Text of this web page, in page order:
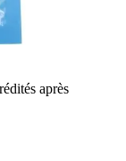
après